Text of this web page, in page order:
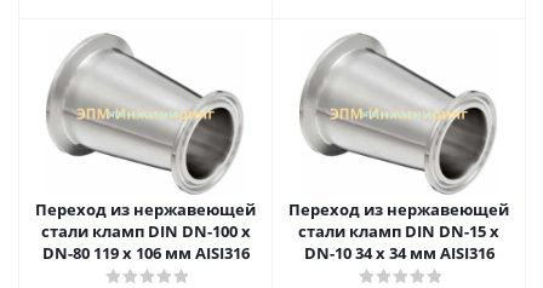
Переход из нержавеющей
стали кламп DIN DN-100 x
DN-80 119 x 106 мм AISI316
Переход из нержавеющей
стали кламп DIN DN-15 x
DN-10 34 х 34 мм AISI316